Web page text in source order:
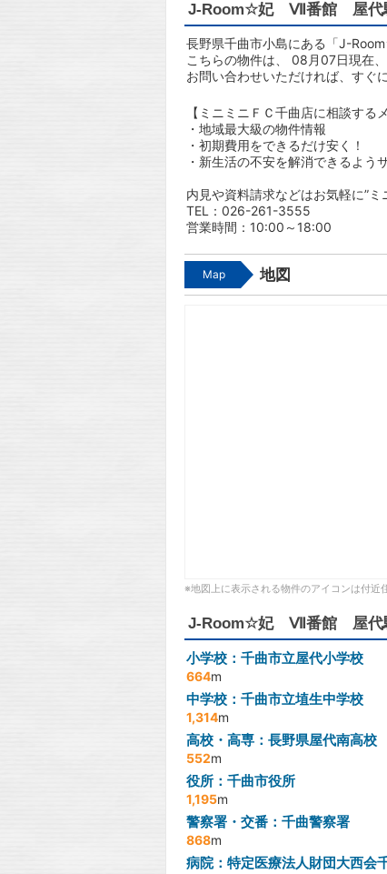
J-Room☆妃 Ⅶ番館 屋代
長野県千曲市小島にある「J-
こちらの物件は、 08月07日現在
お問い合わせいただければ、すぐ
【ミニミニＦＣ千曲店に相談する
・地域最大級の物件情報
・初期費用をできるだけ安く！
・新生活の不安を解消できるよう
内見や資料請求などはお気軽に”ミ
TEL：026-261-3555
営業時間：10:00～18:00
Map 地図
※地図上に表示される物件のアイコンは付近
J-Room☆妃 Ⅶ番館 屋代
小学校：千曲市立屋代小学校
664m
中学校：千曲市立埴生中学校
1,314m
高校・高専：長野県屋代南高校
552m
役所：千曲市役所
1,195m
警察署・交番：千曲警察署
868m
病院：特定医療法人財団大西会